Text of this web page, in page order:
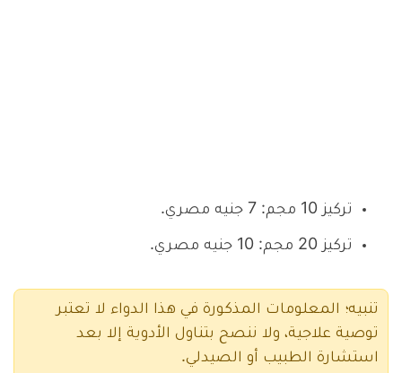
تركيز 10 مجم: 7 جنيه مصري.
تركيز 20 مجم: 10 جنيه مصري.
تنبيه؛ المعلومات المذكورة في هذا الدواء لا تعتبر
توصية علاجية، ولا ننصح بتناول الأدوية إلا بعد
استشارة الطبيب أو الصيدلي.